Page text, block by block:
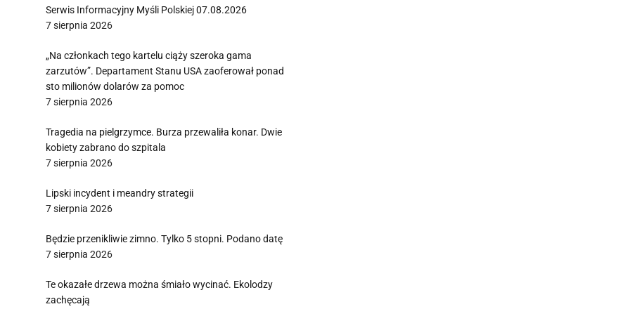
Serwis Informacyjny Myśli Polskiej 07.08.2026
7 sierpnia 2026
„Na członkach tego kartelu ciąży szeroka gama
zarzutów”. Departament Stanu USA zaoferował ponad
sto milionów dolarów za pomoc
7 sierpnia 2026
Tragedia na pielgrzymce. Burza przewaliła konar. Dwie
kobiety zabrano do szpitala
7 sierpnia 2026
Lipski incydent i meandry strategii
7 sierpnia 2026
Będzie przenikliwie zimno. Tylko 5 stopni. Podano datę
7 sierpnia 2026
Te okazałe drzewa można śmiało wycinać. Ekolodzy
zachęcają